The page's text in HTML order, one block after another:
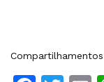
Compartilhamentos